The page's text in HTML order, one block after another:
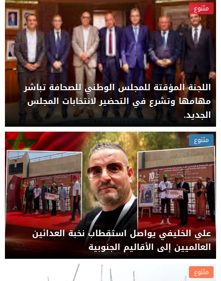
متنوع
اللجنة المؤقتة للمجلس الوطني للصحافة تباشر
مهامها وتشرع في التحضير لانتخابات المجلس
الجديد.
متنوع
علي الخليفي يواصل استقطاب نخبة العدائين
العالميين إلى الأقاليم الجنوبية
متنوع